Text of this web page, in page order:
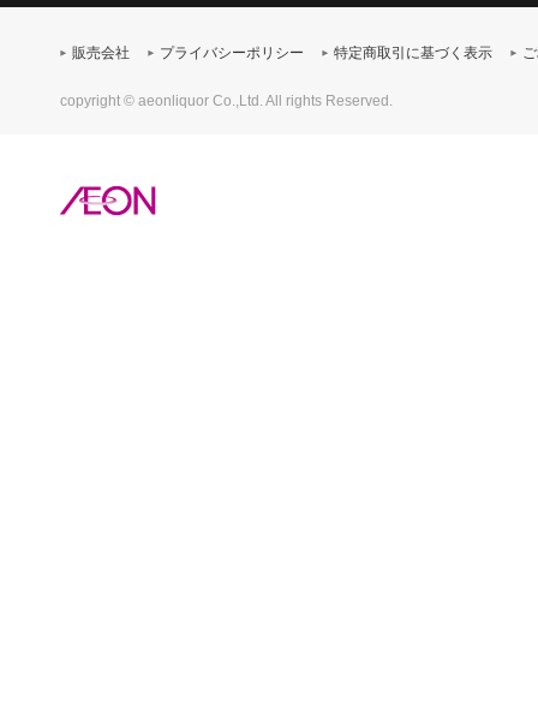
販売会社 プライバシーポリシー 特定商取引に基づく表示
copyright © aeonliquor Co.,Ltd. All rights Reserved.